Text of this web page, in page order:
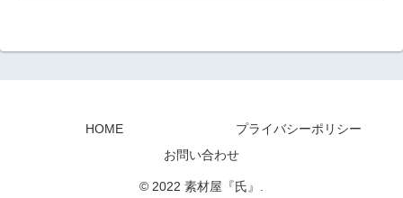
HOME
プライバシーポリシー
お問い合わせ
© 2022 素材屋『氏』.